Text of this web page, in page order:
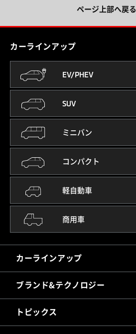
ページ上部へ戻る
カーラインアップ
EV/PHEV
SUV
ミニバン
コンパクト
軽自動車
商用車
カーラインアップ
ブランド&テクノロジー
トピックス